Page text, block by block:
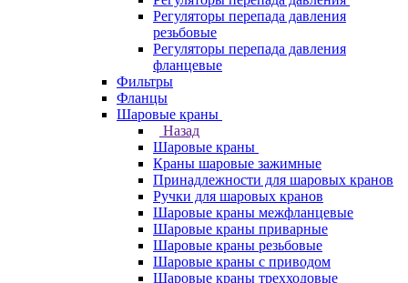
Регуляторы перепада давления
резьбовые
Регуляторы перепада давления
фланцевые
Фильтры
Фланцы
Шаровые краны
Назад
Шаровые краны
Краны шаровые зажимные
Принадлежности для шаровых кранов
Ручки для шаровых кранов
Шаровые краны межфланцевые
Шаровые краны приварные
Шаровые краны резьбовые
Шаровые краны с приводом
Шаровые краны трехходовые